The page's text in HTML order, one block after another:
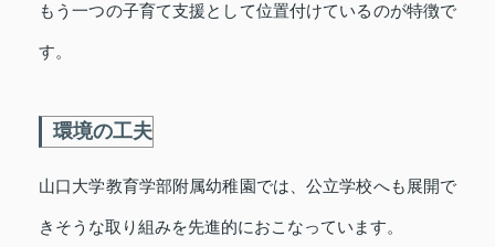
もう一つの子育て支援として位置付けているのが特徴で
す。
環境の工夫
山口大学教育学部附属幼稚園では、公立学校へも展開で
きそうな取り組みを先進的におこなっています。